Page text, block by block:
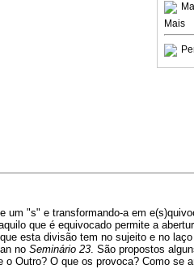
Mais
um "s" e transformando-a em
que é equivocado permite a
esta divisão tem no sujeito e no
no Seminário 23. São propostos
Outro? O que os provoca? Como se